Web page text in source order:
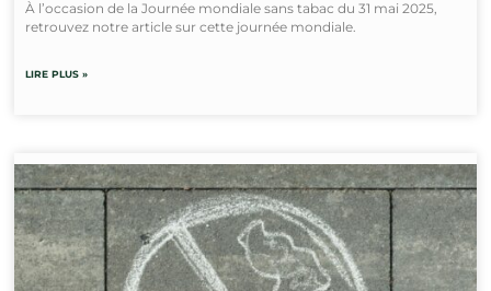
À l’occasion de la Journée mondiale sans tabac du 31 mai 2025,
retrouvez notre article sur cette journée mondiale.
LIRE PLUS »